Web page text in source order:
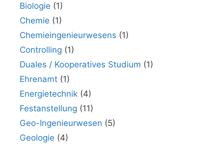
Biologie (1)
Chemie (1)
Chemieingenieurwesens (1)
Controlling (1)
Duales / Kooperatives Studium (1)
Ehrenamt (1)
Energietechnik (4)
Festanstellung (11)
Geo-Ingenieurwesen (5)
Geologie (4)